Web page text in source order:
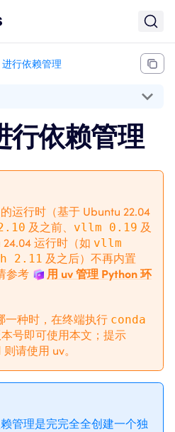
行依赖管理
行依赖管理
运行时（基于 Ubuntu 22.04
及之前、 vllm 0.19 及
运行时（如 vllm
2.11 及之后）不再内置
参考
用 uv 管理 Python 环
一种时，在终端执行 conda
本号即可使用本文；提示
则请使用 uv。
管理是完完全全创建一个独